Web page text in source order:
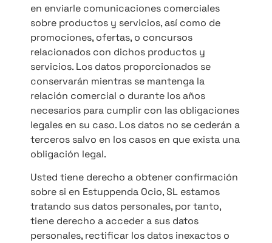
en enviarle comunicaciones comerciales
sobre productos y servicios, así como de
promociones, ofertas, o concursos
relacionados con dichos productos y
servicios. Los datos proporcionados se
conservarán mientras se mantenga la
relación comercial o durante los años
necesarios para cumplir con las obligaciones
legales en su caso. Los datos no se cederán a
terceros salvo en los casos en que exista una
obligación legal.
Usted tiene derecho a obtener confirmación
sobre si en Estuppenda Ocio, SL estamos
tratando sus datos personales, por tanto,
tiene derecho a acceder a sus datos
personales, rectificar los datos inexactos o